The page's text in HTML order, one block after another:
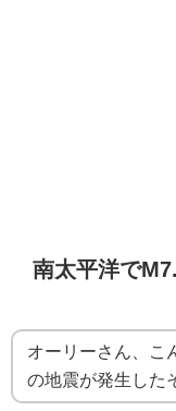
南太平洋で
オーリーさん、こ
の地震が発生した